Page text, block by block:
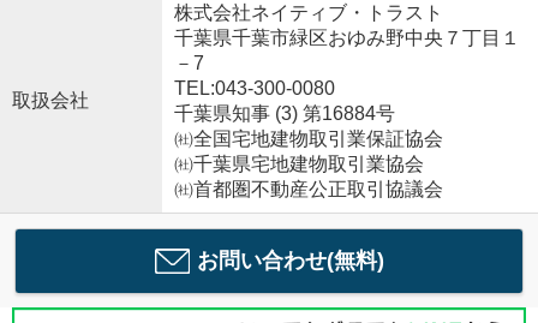
取扱会社
株式会社ネイティブ・トラスト
千葉県千葉市緑区おゆみ野中央７丁目１
－7
TEL:043-300-0080
千葉県知事 (3) 第16884号
㈳全国宅地建物取引業保証協会
㈳千葉県宅地建物取引業協会
㈳首都圏不動産公正取引協議会
お問い合わせ(無料)